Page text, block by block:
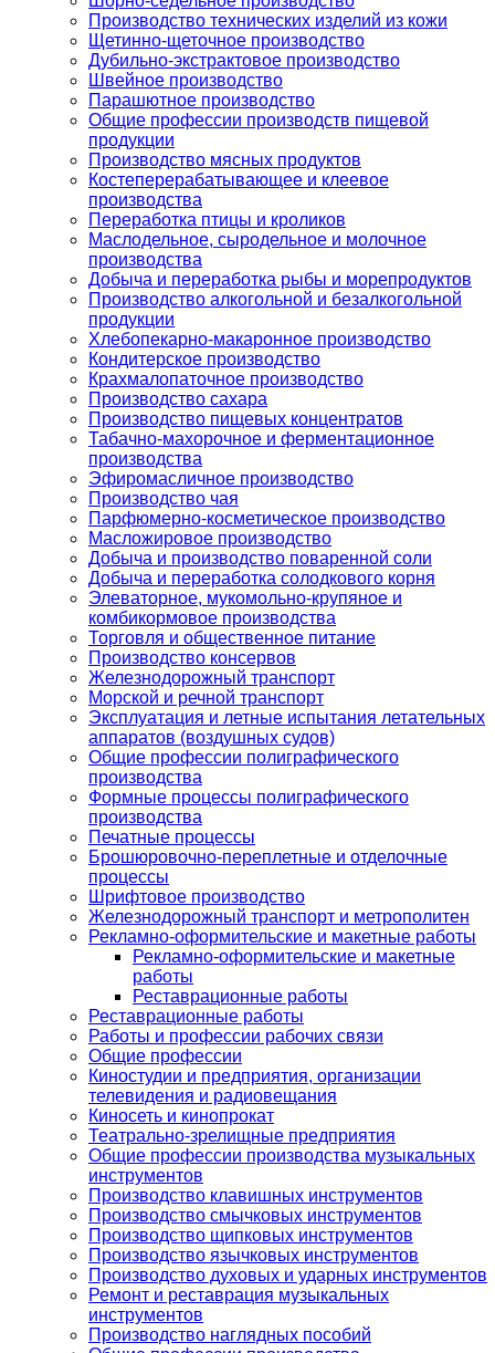
Производство технических изделий из кожи
Щетинно-щеточное производство
Дубильно-экстрактовое производство
Швейное производство
Парашютное производство
Общие профессии производств пищевой
продукции
Производство мясных продуктов
Костеперерабатывающее и клеевое
производства
Переработка птицы и кроликов
Маслодельное, сыродельное и молочное
производства
Добыча и переработка рыбы и морепродуктов
Производство алкогольной и безалкогольной
продукции
Хлебопекарно-макаронное производство
Кондитерское производство
Крахмалопаточное производство
Производство сахара
Производство пищевых концентратов
Табачно-махорочное и ферментационное
производства
Эфиромасличное производство
Производство чая
Парфюмерно-косметическое производство
Масложировое производство
Добыча и производство поваренной соли
Добыча и переработка солодкового корня
Элеваторное, мукомольно-крупяное и
комбикормовое производства
Торговля и общественное питание
Производство консервов
Железнодорожный транспорт
Морской и речной транспорт
Эксплуатация и летные испытания летательных
аппаратов (воздушных судов)
Общие профессии полиграфического
производства
Формные процессы полиграфического
производства
Печатные процессы
Брошюровочно-переплетные и отделочные
процессы
Шрифтовое производство
Железнодорожный транспорт и метрополитен
Рекламно-оформительские и макетные работы
Рекламно-оформительские и макетные
работы
Реставрационные работы
Реставрационные работы
Работы и профессии рабочих связи
Общие профессии
Киностудии и предприятия, организации
телевидения и радиовещания
Киносеть и кинопрокат
Театрально-зрелищные предприятия
Общие профессии производства музыкальных
инструментов
Производство клавишных инструментов
Производство смычковых инструментов
Производство щипковых инструментов
Производство язычковых инструментов
Производство духовых и ударных инструментов
Ремонт и реставрация музыкальных
инструментов
Производство наглядных пособий